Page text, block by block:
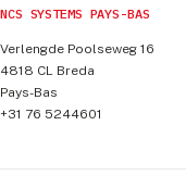
NCS SYSTEMS PAYS-BAS
Verlengde Poolseweg 16
4818 CL
Breda
Pays-Bas
+31 76 5244601